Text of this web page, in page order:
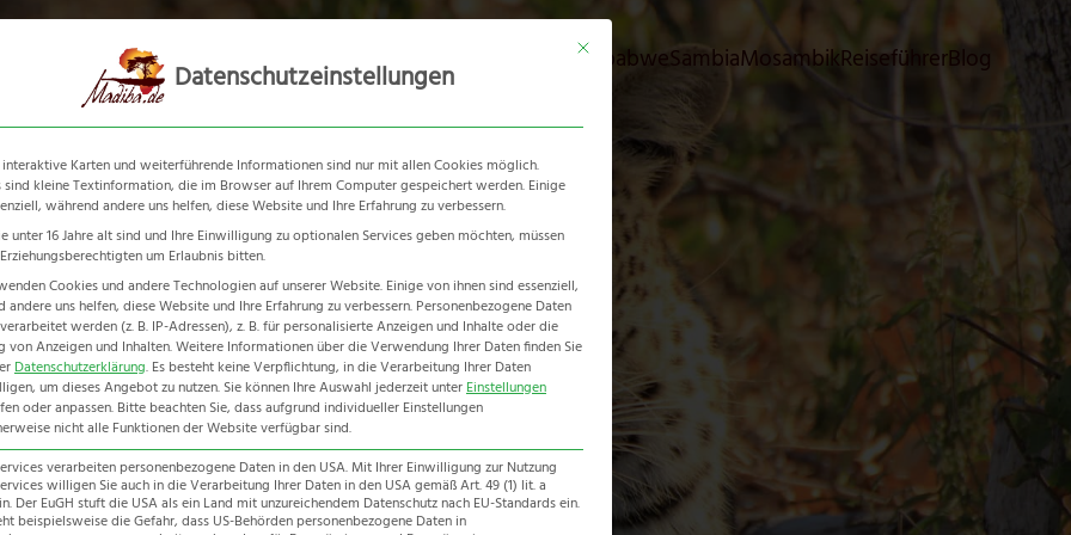
Südafrika SimbabweSambiaMosambikReiseführerBlog
Boulders Beach
Home-Südafrika Reiseführer-Kapstadt-Boulders Beach
Mit diesem Button wird der Dialog geschlossen. Seine Funktionalität ist
Datenschutzeinstellungen
Karten und weiterführende Informationen sind nur mit allen Cookies möglich.
sind kleine Textinformation, die im Browser auf Ihrem Computer gespeichert werden. Einige
während andere uns helfen, diese Website und Ihre Erfahrung zu verbessern.
unter 16 Jahre alt sind und Ihre Einwilligung zu optionalen Services geben möchten, müssen
um Erlaubnis bitten.
Cookies und andere Technologien auf unserer Website. Einige von ihnen sind essenziell,
andere uns helfen, diese Website und Ihre Erfahrung zu verbessern. Personenbezogene Daten
werden (z. B. IP-Adressen), z. B. für personalisierte Anzeigen und Inhalte oder die
von Anzeigen und Inhalten.Weitere Informationen über die Verwendung Ihrer Daten finden Sie
Datenschutzerklärung. Es besteht keine Verpflichtung, in die Verarbeitung Ihrer Daten
um dieses Angebot zu nutzen. Sie können Ihre Auswahl jederzeit unterEinstellungen
oder anpassen. Bitte beachten Sie, dass aufgrund individueller Einstellungen
nicht alle Funktionen der Website verfügbar sind.
verarbeiten personenbezogene Daten in den USA. Mit Ihrer Einwilligung zur Nutzung
willigen Sie auch in die Verarbeitung Ihrer Daten in den USA gemäß Art. 49 (1) lit. a
Der EuGH stuft die USA als ein Land mit unzureichendem Datenschutz nach EU-Standards ein.
beispielsweise die Gefahr, dass US-Behörden personenbezogene Daten in